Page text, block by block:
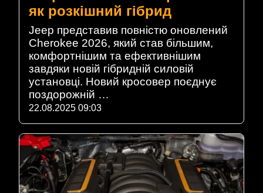
як розкішний гібрид
Jeep представив повністю оновлений
Cherokee 2026, який став більшим,
комфортнішим та ефективнішим
завдяки новій гібридній силовій
установці. Новий кросовер поєднує
поздорожній …
22.08.2025 09:03